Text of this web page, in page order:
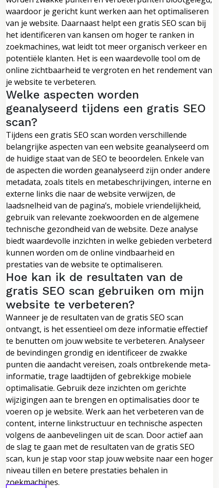
waardoor je gericht kunt werken aan het optimaliseren
van je website. Daarnaast helpt een gratis SEO scan bij
het identificeren van kansen om hoger te ranken in
zoekmachines, wat leidt tot meer organisch verkeer en
potentiële klanten. Het is een waardevolle tool om de
online zichtbaarheid te vergroten en het rendement van
je website te verbeteren.
Welke aspecten worden
geanalyseerd tijdens een gratis SEO
scan?
Tijdens een gratis SEO scan worden verschillende
belangrijke aspecten van een website geanalyseerd om
de huidige staat van de SEO te beoordelen. Enkele van
de aspecten die worden geanalyseerd zijn onder andere
metadata, zoals titels en metabeschrijvingen, interne en
externe links die naar de website verwijzen, de
laadsnelheid van de pagina’s, mobiele vriendelijkheid,
gebruik van relevante zoekwoorden en de algemene
technische gezondheid van de website. Deze analyse
biedt waardevolle inzichten in welke gebieden verbeterd
kunnen worden om de online vindbaarheid en
prestaties van de website te optimaliseren.
Hoe kan ik de resultaten van de
gratis SEO scan gebruiken om mijn
website te verbeteren?
Wanneer je de resultaten van de gratis SEO scan
ontvangt, is het essentieel om deze informatie effectief
te benutten om jouw website te verbeteren. Analyseer
de bevindingen grondig en identificeer de zwakke
punten die aandacht vereisen, zoals ontbrekende meta-
informatie, trage laadtijden of gebrekkige mobiele
optimalisatie. Gebruik deze inzichten om gerichte
wijzigingen aan te brengen en optimalisaties door te
voeren op je website. Werk aan het verbeteren van de
content, interne linkstructuur en technische aspecten
volgens de aanbevelingen uit de scan. Door actief aan
de slag te gaan met de resultaten van de gratis SEO
scan, kun je stap voor stap jouw website naar een hoger
niveau tillen en betere prestaties behalen in
zoekmachines.